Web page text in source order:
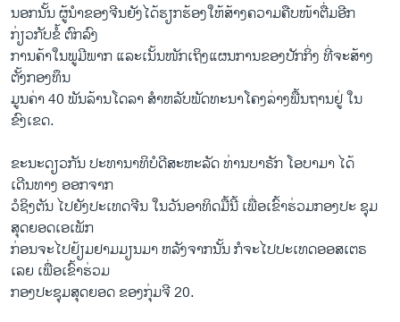
ນອກນັ້ນ ຜູ້ນຳຂອງຈີນຍັງໄດ້ຮຽກຮ້ອງໃຫ້ສ້າງຄວາມຄືບໜ້າຕື່ມອີກ
ກ່ຽວກັບຂໍ້ ຕົກລົງ
ການຄ້າໃນພູມີພາກ ແລະເນັ້ນໜັກເຖິງແຜນການຂອງປັກກິ່ງ ທີ່ຈະສ້າງ
ຕັ້ງກອງທຶນ
ມູນຄ່າ 40 ພັນລ້ານໂດລາ ສຳຫລັບພັດທະນາໂຄງລ່າງພື້ນຖານຢູ່ ໃນ
ຂົງເຂດ.
ຂະນະດຽວກັນ ປະທານາທິບໍດີສະຫະລັດ ທ່ານບາຣັກ ໂອບາມາ ໄດ້
ເດີນທາງ ອອກຈາກ
ວໍຊິງຕັນ ໄປຍັງປະເທດຈີນ ໃນວັນອາທິດມື້ນີ້ ເພື່ອເຂົ້າຮ່ວມກອງປະ ຊຸມ
ສຸດຍອດເອເພັກ
ກ່ອນຈະໄປຢ້ຽມຢາມມຽນມາ ຫລັງຈາກນັ້ນ ກໍຈະໄປປະເທດອອສເຕຣ
ເລຍ ເພື່ອເຂົ້າຮ່ວມ
ກອງປະຊຸມສຸດຍອດ ຂອງກຸ່ມຈີ 20.